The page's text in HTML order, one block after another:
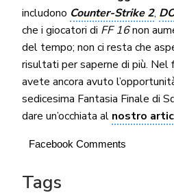
includono Counter-Strike 2,
che i giocatori di FF 16non
del tempo; non ci resta che
risultati per saperne di più. Nel
avete ancora avuto
sedicesima Fantasia Finale di
dare un’occhiata al nostro
Facebook Comments
Tags